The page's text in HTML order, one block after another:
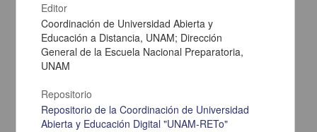
Editor
Coordinación de Universidad Abierta y
Educación a Distancia, UNAM; Dirección
General de la Escuela Nacional Preparatoria,
UNAM
Repositorio
Repositorio de la Coordinación de Universidad
Abierta y Educación Digital "UNAM-RETo"